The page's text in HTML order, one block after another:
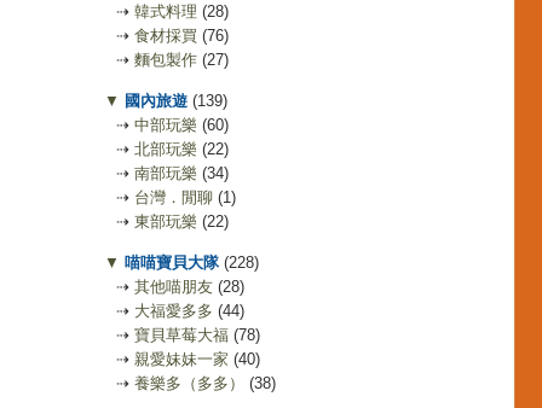
⇢ 韓式料理 (28)
⇢ 食材採買 (76)
⇢ 麵包製作 (27)
▼ 國內旅遊 (139)
⇢ 中部玩樂 (60)
⇢ 北部玩樂 (22)
⇢ 南部玩樂 (34)
⇢ 台灣．閒聊 (1)
⇢ 東部玩樂 (22)
▼ 喵喵寶貝大隊 (228)
⇢ 其他喵朋友 (28)
⇢ 大福愛多多 (44)
⇢ 寶貝草莓大福 (78)
⇢ 親愛妹妹一家 (40)
⇢ 養樂多（多多） (38)